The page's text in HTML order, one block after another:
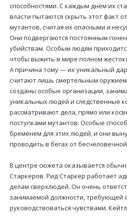
способностями. С каждым днём их
власти пытаются скрыть этот факт
мутантов, считая их опасными и
Они подвергаются постоянным
убийствам. Особым людям
чтобы выжить в мире полном
А причина тому — их уникальный
считают лишь смертельным
созданы особые организации,
уникальных людей и следственные
рассматривают дела, прямо или
поступками мутантов. Особые
бременем для этих людей, и они
проводить в бегах от
В центре сюжета оказывается
Старкеров. Рид Старкер работает
делам сверхлюдей. Он очень
занимаемой должности, требующей
руководствоваться чувствами.